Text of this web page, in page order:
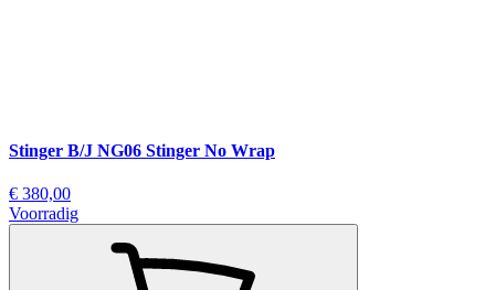
Stinger B/J NG06 Stinger No Wrap
€ 380,00
Voorradig